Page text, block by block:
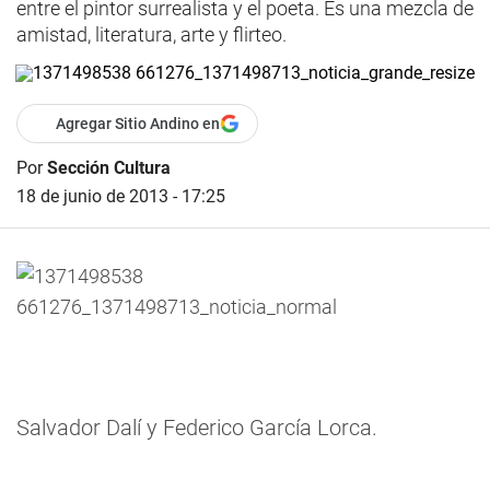
entre el pintor surrealista y el poeta. Es una mezcla de
amistad, literatura, arte y flirteo.
Agregar Sitio Andino en
PorSección Cultura
18 de junio de 2013 - 17:25
Salvador Dalí y Federico García Lorca.